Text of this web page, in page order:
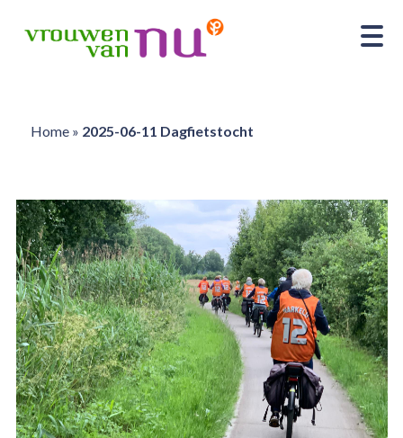
Home» 2025-06-11 Dagfietstocht